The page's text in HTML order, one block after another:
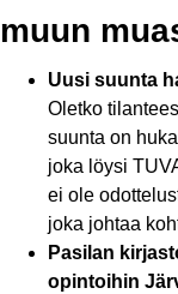
muun
Uusi suunta
Oletko
suunta on
joka löysi
ei ole
joka johtaa
Pasilan
opintoihin